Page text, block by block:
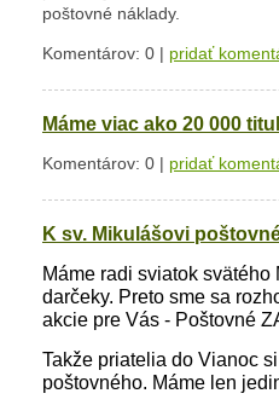
poštovné náklady.
Komentárov: 0 | pridať
Máme viac ako 20 000
Komentárov: 0 | pridať
K sv. Mikulášovi
Máme radi sviatok
darčeky. Preto sme sa
akcie pre Vás - Poštovné
Takže priatelia do Vianoc
poštovného. Máme len